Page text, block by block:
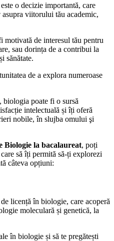
este o decizie importantă, care
viitorului tău academic,
motivată de interesul tău pentru
sau dorința de a contribui la
sănătate.
de a explora numeroase
biologia poate fi o sursă
intelectuală și îți oferă
nobile, în slujba omului şi
Biologie la bacalaureat, poți
să îți permită să-ți explorezi
câteva opțiuni:
licență în biologie, care acoperă
moleculară și genetică, la
în biologie și să te pregătești